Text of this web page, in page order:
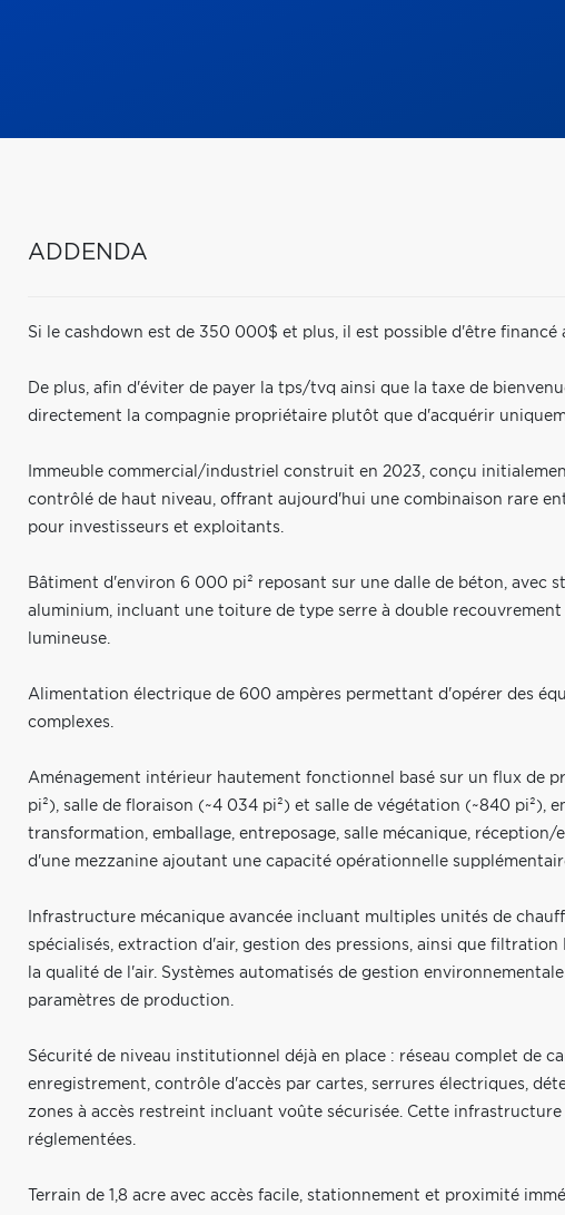
ADDENDA
Si le cashdown est de 350 000$ et plus, il est possible d'être financé
De plus, afin d'éviter de payer la tps/tvq ainsi que la taxe de
directement la compagnie propriétaire plutôt que d'acquérir
Immeuble commercial/industriel construit en 2023, conçu
contrôlé de haut niveau, offrant aujourd'hui une combinaison rare
pour investisseurs et exploitants.
Bâtiment d'environ 6 000 pi² reposant sur une dalle de béton, avec
aluminium, incluant une toiture de type serre à double
lumineuse.
Alimentation électrique de 600 ampères permettant d'opérer des
complexes.
Aménagement intérieur hautement fonctionnel basé sur un flux de
pi²), salle de floraison (~4 034 pi²) et salle de végétation (~840 pi²),
transformation, emballage, entreposage, salle mécanique,
d'une mezzanine ajoutant une capacité opérationnelle
Infrastructure mécanique avancée incluant multiples unités de
spécialisés, extraction d'air, gestion des pressions, ainsi que
la qualité de l'air. Systèmes automatisés de gestion
paramètres de production.
Sécurité de niveau institutionnel déjà en place : réseau complet de
enregistrement, contrôle d'accès par cartes, serrures électriques,
zones à accès restreint incluant voûte sécurisée. Cette
réglementées.
Terrain de 1,8 acre avec accès facile, stationnement et proximité